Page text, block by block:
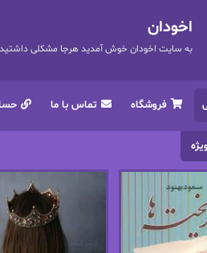
اخودان
به سایت اخودان خوش آمدید هرجا مشکلی داشتید با ما در
فروشگاه تماس با ما